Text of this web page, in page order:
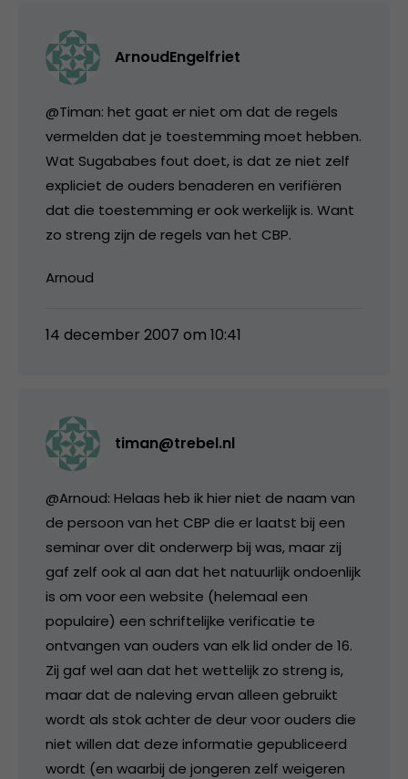
ArnoudEngelfriet
@Timan: het gaat er niet om dat de regels
vermelden dat je toestemming moet hebben.
Wat Sugababes fout doet, is dat ze niet zelf
expliciet de ouders benaderen en verifiëren
dat die toestemming er ook werkelijk is. Want
zo streng zijn de regels van het CBP.
Arnoud
14 december 2007 om 10:41
timan@trebel.nl
@Arnoud: Helaas heb ik hier niet de naam van
de persoon van het CBP die er laatst bij een
seminar over dit onderwerp bij was, maar zij
gaf zelf ook al aan dat het natuurlijk ondoenlijk
is om voor een website (helemaal een
populaire) een schriftelijke verificatie te
ontvangen van ouders van elk lid onder de 16.
Zij gaf wel aan dat het wettelijk zo streng is,
maar dat de naleving ervan alleen gebruikt
wordt als stok achter de deur voor ouders die
niet willen dat deze informatie gepubliceerd
wordt (en waarbij de jongeren zelf weigeren